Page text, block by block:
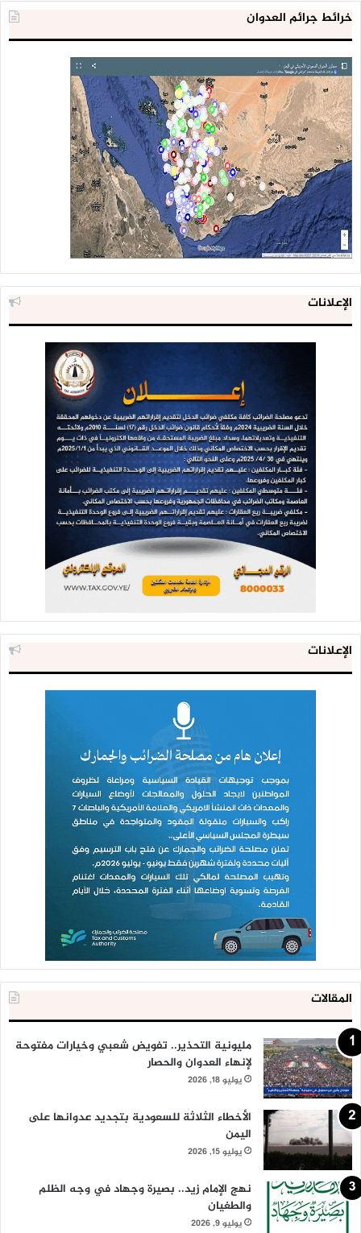
خرائط جرائم العدوان
الإعلانات
الإعلانات
المقالات
مليونية التحذير.. تفويض شعبي وخيارات مفتوحة
لإنهاء العدوان والحصار
يوليو 18, 2026
الأخطاء الثلاثة للسعودية بتجديد عدوانها على
اليمن
يوليو 15, 2026
نهج الإمام زيد.. بصيرة وجهاد في وجه الظلم
والطغيان
يوليو 9, 2026